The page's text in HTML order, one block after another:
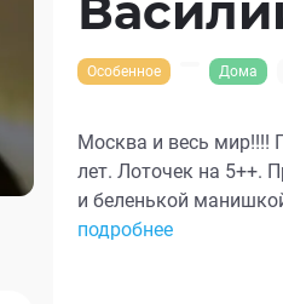
Особенное Дома
Москва и весь мир!!!!
лет. Лоточек на 5++.
и беленькой
Кушает любой корм.
подробнее